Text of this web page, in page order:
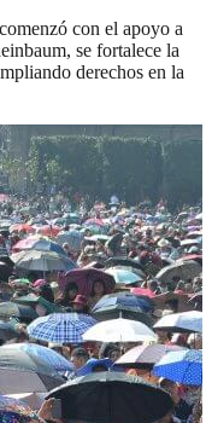
con el apoyo a
se fortalece la
derechos en la